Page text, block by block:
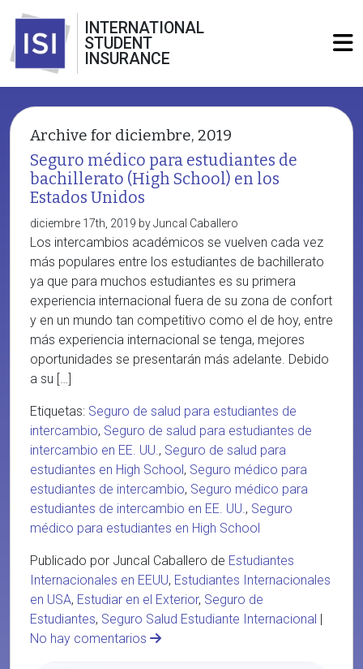
INTERNATIONAL
STUDENT
INSURANCE
Archive for diciembre, 2019
Seguro médico para estudiantes de
bachillerato (High School) en los
Estados Unidos
diciembre 17th, 2019 by Juncal Caballero
Los intercambios académicos se vuelven cada vez
más populares entre los estudiantes de bachillerato
ya que para muchos estudiantes es su primera
experiencia internacional fuera de su zona de confort
y en un mundo tan competitivo como el de hoy, entre
más experiencia internacional se tenga, mejores
oportunidades se presentarán más adelante. Debido
a su […]
Etiquetas: Seguro de salud para estudiantes de
intercambio, Seguro de salud para estudiantes de
intercambio en EE. UU., Seguro de salud para
estudiantes en High School, Seguro médico para
estudiantes de intercambio, Seguro médico para
estudiantes de intercambio en EE. UU., Seguro
médico para estudiantes en High School
Publicado por Juncal Caballero de Estudiantes
Internacionales en EEUU, Estudiantes Internacionales
en USA, Estudiar en el Exterior, Seguro de
Estudiantes, Seguro Salud Estudiante Internacional |
No hay comentarios